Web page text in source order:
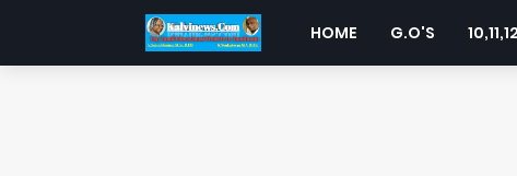
HOME G.O'S